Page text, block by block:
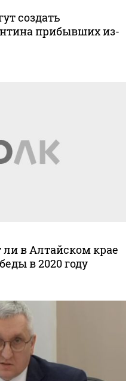
создать
прибывших из-
в Алтайском крае
в 2020 году